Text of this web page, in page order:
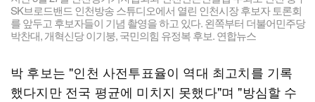
SK브로드밴드 인천방송 스튜디오에서 열린 인천시장 후보자 토론회
를 앞두고 후보자들이 기념 촬영을 하고 있다. 왼쪽부터 더불어민주당
박찬대, 개혁신당 이기붕, 국민의힘 유정복 후보. 연합뉴스
박 후보는 "인천 사전투표율이 역대 최고치를 기록
했다지만 전국 평균에 미치지 못했다"며 "방심할 수